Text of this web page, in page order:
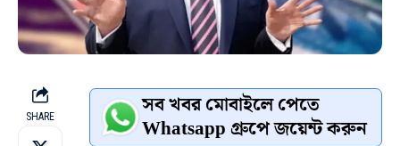
SHARE সব খবর মোবাইলে পেতে
Whatsapp গ্রুপে জয়েন্ট করুন